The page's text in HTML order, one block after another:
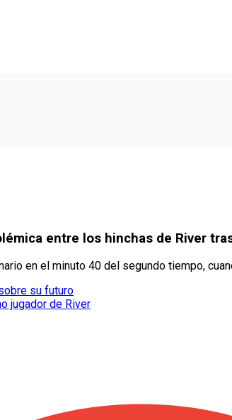
entre los hinchas de River
en el minuto 40 del segundo tiempo,
su futuro
jugador de River